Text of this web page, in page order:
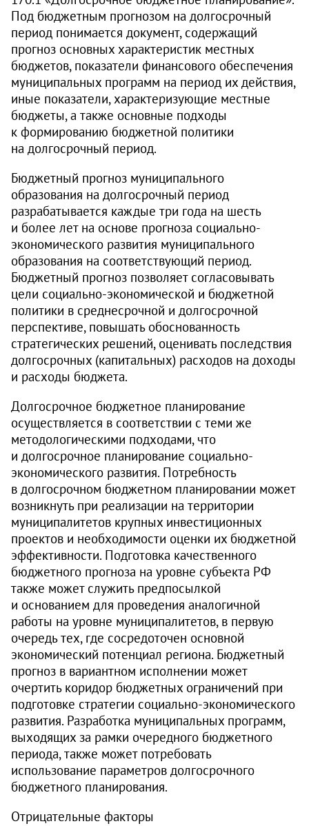
Под бюджетным прогнозом на долгосрочный
период понимается документ, содержащий
прогноз основных характеристик местных
бюджетов, показатели финансового обеспечения
муниципальных программ на период их действия,
иные показатели, характеризующие местные
бюджеты, а также основные подходы
к формированию бюджетной политики
на долгосрочный период.
Бюджетный прогноз муниципального
образования на долгосрочный период
разрабатывается каждые три года на шесть
и более лет на основе прогноза социально-
экономического развития муниципального
образования на соответствующий период.
Бюджетный прогноз позволяет согласовывать
цели социально-экономической и бюджетной
политики в среднесрочной и долгосрочной
перспективе, повышать обоснованность
стратегических решений, оценивать последствия
долгосрочных (капитальных) расходов на доходы
и расходы бюджета.
Долгосрочное бюджетное планирование
осуществляется в соответствии с теми же
методологическими подходами, что
и долгосрочное планирование социально-
экономического развития. Потребность
в долгосрочном бюджетном планировании может
возникнуть при реализации на территории
муниципалитетов крупных инвестиционных
проектов и необходимости оценки их бюджетной
эффективности. Подготовка качественного
бюджетного прогноза на уровне субъекта РФ
также может служить предпосылкой
и основанием для проведения аналогичной
работы на уровне муниципалитетов, в первую
очередь тех, где сосредоточен основной
экономический потенциал региона. Бюджетный
прогноз в вариантном исполнении может
очертить коридор бюджетных ограничений при
подготовке стратегии социально-экономического
развития. Разработка муниципальных программ,
выходящих за рамки очередного бюджетного
периода, также может потребовать
использование параметров долгосрочного
бюджетного планирования.
Отрицательные факторы